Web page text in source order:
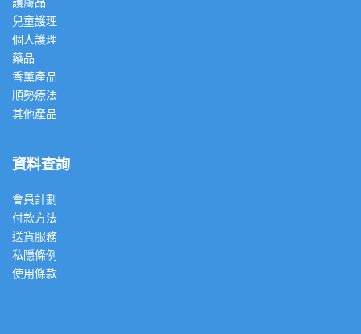
護膚品
兒童護理
個人護理
藥品
香薰產品
順勢療法
其他產品
資料查詢
會員計劃
付款方法
送貨服務
私隱條例
使用條款